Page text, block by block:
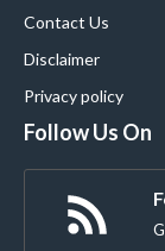
Contact Us
Disclaimer
Privacy policy
Follow Us On